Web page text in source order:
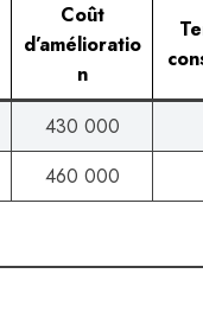
Coût
d’amélioratio
n
430 000
460 000